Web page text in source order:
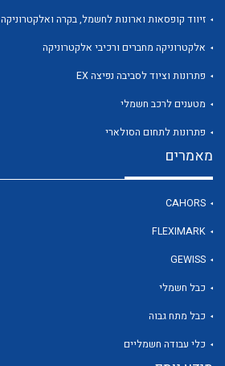
זיווד קופסאות וארונות לחשמל, בקרה ואלקטרוניקה
אלקטרוניקה מחברים ורכיבי אלקטרוניקה
פתרונות וציוד לסביבה נפיצה EX
מטענים לרכב חשמלי
פתרונות לתחום הסולארי
מאמרים
CAHORS
FLEXIMARK
GEWISS
כבל חשמלי
כבל מתח גבוה
כלי עבודה חשמליים